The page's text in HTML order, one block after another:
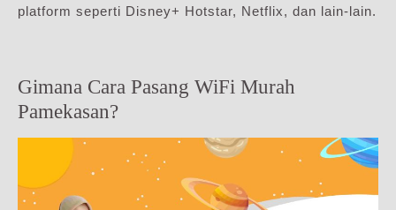
platform seperti Disney+ Hotstar, Netflix, dan lain-lain.
Gimana Cara Pasang WiFi Murah
Pamekasan?